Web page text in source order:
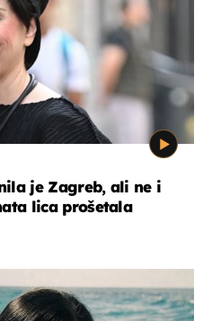
je Zagreb, ali ne i
lica prošetala